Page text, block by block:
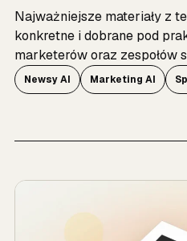
Najważniejsze materiały z
konkretne i dobrane pod
marketerów oraz zespołów
Newsy AI Marketing AI